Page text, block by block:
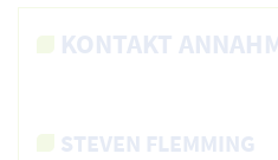
KONTAKT
STEVEN FLEMMING